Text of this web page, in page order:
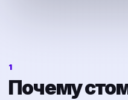
1
Почему